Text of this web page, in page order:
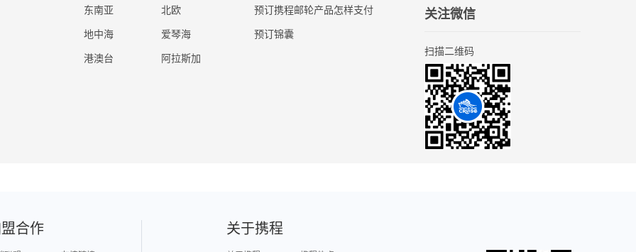
东南亚 北欧
地中海 爱琴海
港澳台 阿拉斯加
预订携程邮轮产品怎样支付
预订锦囊
关注微信
扫描二维码
合作 关于携程